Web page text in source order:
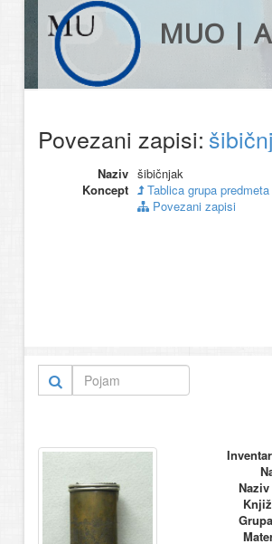
MUO |
Povezani zapisi:
Naziv šibičnjak
Koncept
Tablica grupa predmeta
Povezani zapisi